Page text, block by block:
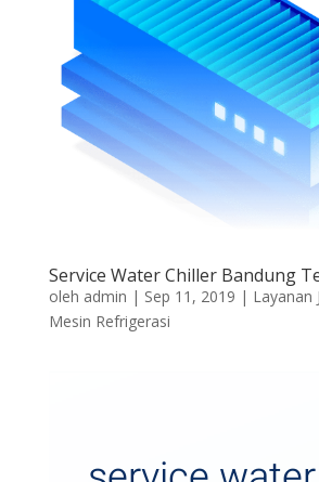
Service Water Chiller Bandung
oleh admin | Sep 11, 2019 | Layanan
Mesin Refrigerasi